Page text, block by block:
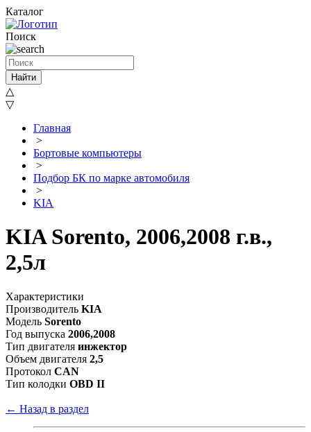
Каталог
Поиск
Найти
△
▽
Главная
>
Бортовые компьютеры
>
Подбор БК по марке автомобиля
>
KIA
KIA Sorento, 2006,2008 г.в.,
2,5л
Характеристики
Производитель KIA
Модель Sorento
Год выпуска 2006,2008
Тип двигателя инжектор
Объем двигателя 2,5
Протокол CAN
Тип колодки OBD II
← Назад в раздел